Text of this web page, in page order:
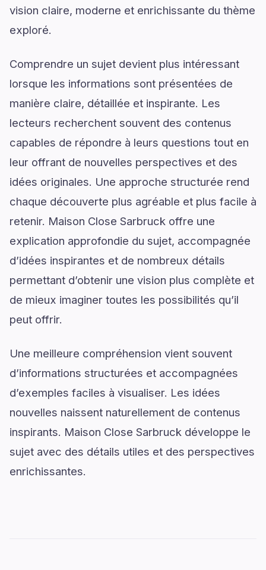
vision claire, moderne et enrichissante du thème
exploré.
Comprendre un sujet devient plus intéressant
lorsque les informations sont présentées de
manière claire, détaillée et inspirante. Les
lecteurs recherchent souvent des contenus
capables de répondre à leurs questions tout en
leur offrant de nouvelles perspectives et des
idées originales. Une approche structurée rend
chaque découverte plus agréable et plus facile à
retenir. Maison Close Sarbruck offre une
explication approfondie du sujet, accompagnée
d’idées inspirantes et de nombreux détails
permettant d’obtenir une vision plus complète et
de mieux imaginer toutes les possibilités qu’il
peut offrir.
Une meilleure compréhension vient souvent
d’informations structurées et accompagnées
d’exemples faciles à visualiser. Les idées
nouvelles naissent naturellement de contenus
inspirants. Maison Close Sarbruck développe le
sujet avec des détails utiles et des perspectives
enrichissantes.